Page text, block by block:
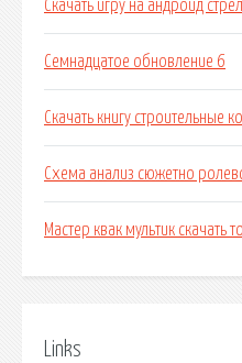
Скачать игру на андроид
Семнадцатое обновление 6
Скачать книгу строительные
Схема анализ сюжетно
Мастер квак мультик скачать
Links